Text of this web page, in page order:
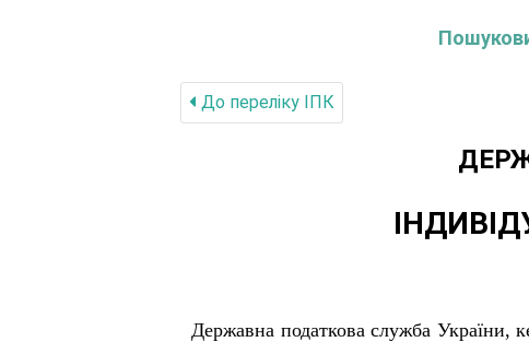
До переліку IПК
Державна податкова служба України,